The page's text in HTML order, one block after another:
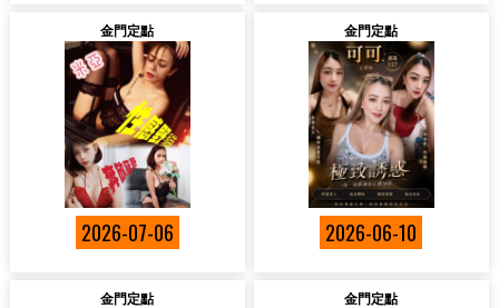
金門定點
2026-07-06
金門定點
2026-06-10
金門定點 金門定點